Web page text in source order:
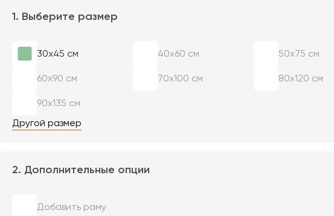
1. Выберите размер
30х45 см 40х60 см 50х75 см
60х90 см 70х100 см 80х120 см
90х135 см
Другой размер
2. Дополнительные опции
Добавить раму